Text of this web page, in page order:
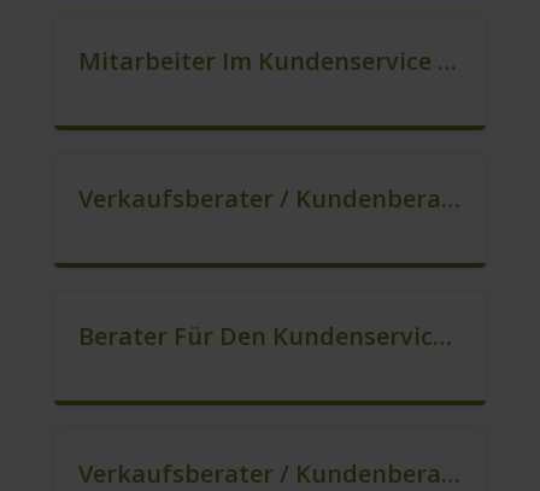
Mitarbeiter Im Kundenservice (Quereinstieg Möglich!) (m/w/d)
Verkaufsberater / Kundenberater In VZ/TZ (m/w/d)
Berater Für Den Kundenservice / Beratung (m/w/d)
Verkaufsberater / Kundenberater, Auch Ohne Ausbildung Möglich (m/w/d)